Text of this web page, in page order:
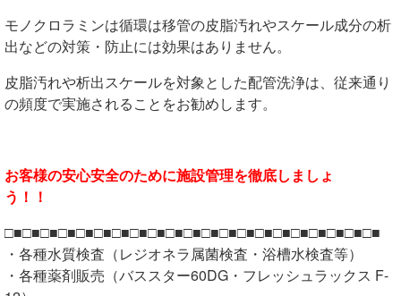
モノクロラミンは循環は移管の皮脂汚れやスケール成分の析
出などの対策・防止には効果はありません。
皮脂汚れや析出スケールを対象とした配管洗浄は、従来通り
の頻度で実施されることをお勧めします。
お客様の安心安全のために施設管理を徹底しましょ
う！！
□■□■□■□■□■□■□■□■□■□■□■□■□■□■□■□■□■□■□■□■□■
・各種水質検査（レジオネラ属菌検査・浴槽水検査等）
・各種薬剤販売（バススター60DG・フレッシュラックス F-